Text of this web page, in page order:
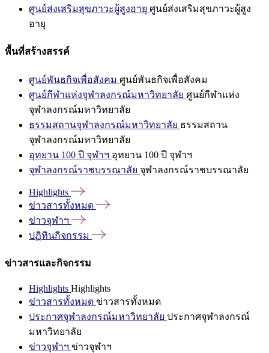
ศูนย์ส่งเสริมสุขภาวะผู้สูงอายุ ศูนย์ส่งเสริมสุขภาวะผู้สูง
อายุ
พื้นที่สร้างสรรค์
ศูนย์พันธกิจเพื่อสังคม ศูนย์พันธกิจเพื่อสังคม
ศูนย์กีฬาแห่งจุฬาลงกรณ์มหาวิทยาลัย ศูนย์กีฬาแห่ง
จุฬาลงกรณ์มหาวิทยาลัย
ธรรมสถานจุฬาลงกรณ์มหาวิทยาลัย ธรรมสถาน
จุฬาลงกรณ์มหาวิทยาลัย
อุทยาน 100 ปี จุฬาฯ อุทยาน 100 ปี จุฬาฯ
จุฬาลงกรณ์ราชบรรณาลัย จุฬาลงกรณ์ราชบรรณาลัย
Highlights
ข่าวสารทั้งหมด
ข่าวจุฬาฯ
ปฏิทินกิจกรรม
ข่าวสารและกิจกรรม
Highlights Highlights
ข่าวสารทั้งหมด ข่าวสารทั้งหมด
ประกาศจุฬาลงกรณ์มหาวิทยาลัย ประกาศจุฬาลงกรณ์
มหาวิทยาลัย
ข่าวจุฬาฯ ข่าวจุฬาฯ